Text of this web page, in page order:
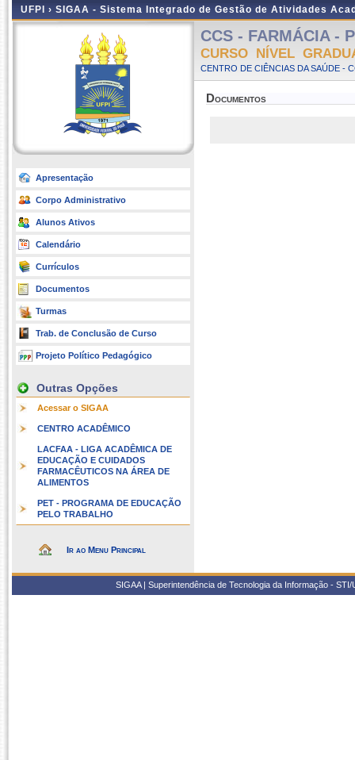
UFPI › SIGAA - Sistema Integrado de Gestão de Atividades
Apresentação
Corpo Administrativo
Alunos Ativos
Calendário
Currículos
Documentos
Turmas
Trab. de Conclusão de Curso
Projeto Político Pedagógico
Outras Opções
Acessar o SIGAA
CENTRO ACADÊMICO
LACFAA - LIGA ACADÊMICA DE
EDUCAÇÃO E CUIDADOS
FARMACÊUTICOS NA ÁREA DE
ALIMENTOS
PET - PROGRAMA DE EDUCAÇÃO
PELO TRABALHO
Ir ao Menu Principal
CCS - FARMÁCIA -
CURSO NÍVEL
CENTRO DE CIÊNCIAS DA SAÚDE -
Documentos
SIGAA | Superintendência de Tecnologia da Informação -